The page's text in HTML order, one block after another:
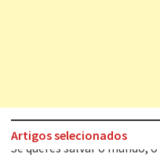
Artigos selecionados